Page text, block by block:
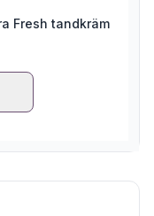
Fresh tandkräm